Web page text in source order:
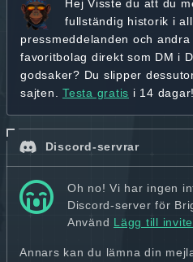
Hej Visste du att du
fullständig historik i
pressmeddelanden och andra
favoritbolag direkt som DM i
godsaker? Du slipper
sajten. Testa gratis i 14 dagar!
Discord-servrar
Oh no! Vi har ingen
Discord-server för
Använd Lägg till invite
Annars kan du lämna din